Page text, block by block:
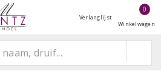
Verlanglijst
0
Winkelwagen